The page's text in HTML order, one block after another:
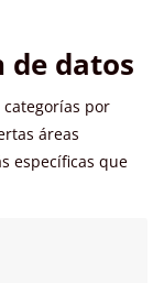
de datos
por
áreas
específicas que